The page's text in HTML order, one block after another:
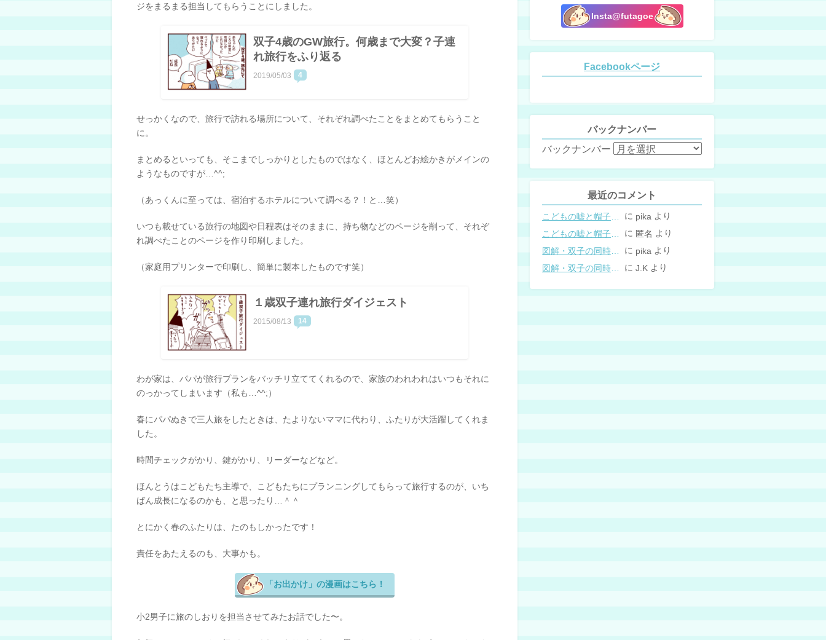
ジをまるまる担当してもらうことにしました。
双子4歳のGW旅行。何歳まで大変？子連
れ旅行をふり返る
2019/05/03 4
せっかくなので、旅行で訪れる場所について、それぞれ調べたことをまとめてもらうこと
に。
まとめるといっても、そこまでしっかりとしたものではなく、ほとんどお絵かきがメインの
ようなものですが…^^;
（あっくんに至っては、宿泊するホテルについて調べる？！と…笑）
いつも載せている旅行の地図や日程表はそのままに、持ち物などのページを削って、それぞ
れ調べたことのページを作り印刷しました。
（家庭用プリンターで印刷し、簡単に製本したものです笑）
１歳双子連れ旅行ダイジェスト
2015/08/13 14
わが家は、パパが旅行プランをバッチリ立ててくれるので、家族のわれわれはいつもそれに
のっかってしまいます（私も…^^;）
春にパパぬきで三人旅をしたときは、たよりないママに代わり、ふたりが大活躍してくれま
した。
時間チェックがかり、鍵がかり、リーダーなどなど。
ほんとうはこどもたち主導で、こどもたちにプランニングしてもらって旅行するのが、いち
ばん成長になるのかも、と思ったり…＾＾
とにかく春のふたりは、たのもしかったです！
責任をあたえるのも、大事かも。
「お出かけ」の漫画はこちら！
小2男子に旅のしおりを担当させてみたお話でした〜。
Insta@futagoe
Facebookページ
バックナンバー
バックナンバー
最近のコメント
こどもの嘘と帽子の修復。キャップのツバが破れた時の直し方 に pika より
に 匿名 より
に pika より
に J.K より